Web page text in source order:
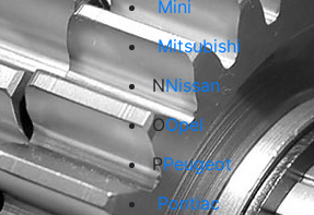
Mini
Mitsubishi
NNissan
OOpel
PPeugeot
Pontiac